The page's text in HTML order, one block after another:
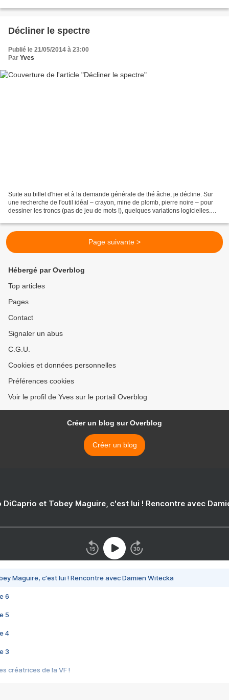
Décliner le spectre
Publié le 21/05/2014 à 23:00
Par Yves
Suite au billet d'hier et à la demande générale de thé âche, je décline. Sur
une recherche de l'outil idéal – crayon, mine de plomb, pierre noire – pour
dessiner les troncs (pas de jeu de mots !), quelques variations logicielles.
Page suivante >
Hébergé par Overblog
Top articles
Pages
Contact
Signaler un abus
C.G.U.
Cookies et données personnelles
Préférences cookies
Voir le profil de Yves sur le portail Overblog
Créer un blog sur Overblog
Créer un blog
DiCaprio et Tobey Maguire, c'est lui ! Rencontre avec
Maguire, c'est lui ! Rencontre avec Damien Witecka
6
5
4
3
créatrices de la VF !